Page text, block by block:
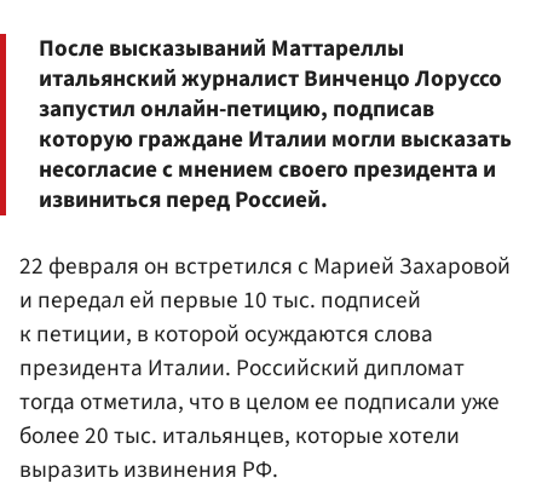
После высказываний Маттареллы
итальянский журналист Винченцо Лоруссо
запустил онлайн-петицию, подписав
которую граждане Италии могли высказать
несогласие с мнением своего президента и
извиниться перед Россией.
22 февраля он встретился с Марией Захаровой
и передал ей первые 10 тыс. подписей
к петиции, в которой осуждаются слова
президента Италии. Российский дипломат
тогда отметила, что в целом ее подписали уже
более 20 тыс. итальянцев, которые хотели
выразить извинения РФ.